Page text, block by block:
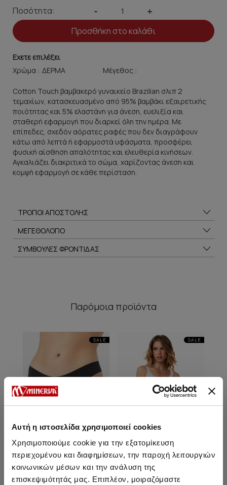
Αυτή η ιστοσελίδα χρησιμοποιεί cookies
Χρησιμοποιούμε cookie για την εξατομίκευση
περιεχομένου και διαφημίσεων, την παροχή λειτουργιών
κοινωνικών μέσων και την ανάλυση της
επισκεψιμότητάς μας. Επιπλέον, μοιραζόμαστε
Ποσότητα: - +
Προσθήκη στο καλάθι
Εχετε επιλέξει
Χρώμα :
Μέγεθος :
Cotton Touch βαμβακερό γυναικείο Brazilian σλιπ 2
τεμαχίων, κατασκευασμένο από 95% βαμβάκι εξαιρετικής
ποιότητας και 5% ελαστάνη για άνεση, ευελιξία και
σταθερή εφαρμογή που διαρκεί όλη την ημέρα. Με
επίπεδες, σχεδόν αόρατες ραφές που δεν διαγράφουν
κάτω από λεπτά ή εφαρμοστά υφάσματα, προσφέρει
φυσική αίσθηση απαλότητας και ελευθερία κινήσεων.
Αγκαλιάζει διακριτικά το σώμα, χαρίζοντας άνεση και
κομψή εφαρμογή σε κάθε περίσταση.
ΤΡΟΠΟΙ ΑΠΟΣΤΟΛΗΣ
ΜΕΓΕΘΟΛΟΓΙΟ
ΣΥΜΒΟΥΛΕΣ ΦΡΟΝΤΙΔΑΣ
Παρόμοια προϊόντα
SALE
Second Skin Βαμβακερό
SALE
Fimelle Elegance TENCEL™